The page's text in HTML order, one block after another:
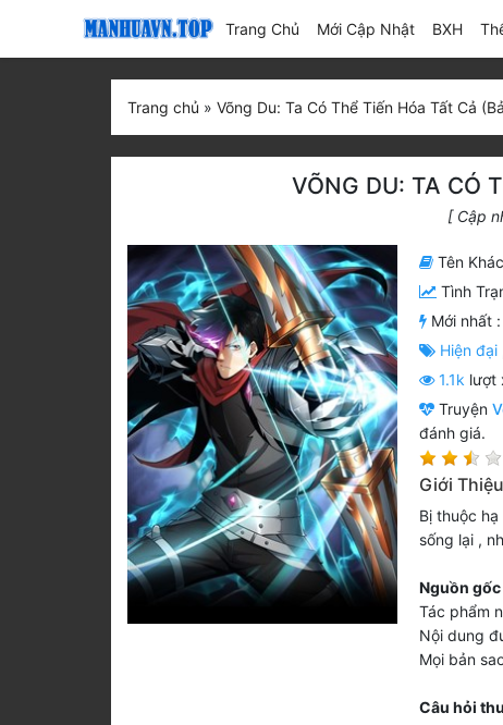
Trang Chủ Mới Cập Nhật(current)
BXH
Trang chủ » Võng Du: Ta Có Thể Tiến Hóa Tất Cả
VÕNG DU: TA CÓ
[ Cập
Tên
Tình
Mới nhất :
Hiện đại
1.1k lượt
Truyện
đánh giá.
Giới
Bị thuộc
sống lại ,
Nguồn
Tác phẩm
Nội dung
Mọi bản
Câu hỏi